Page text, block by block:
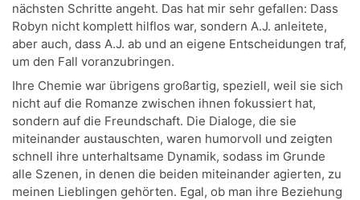
nächsten Schritte angeht. Das hat mir sehr gefallen: Dass
Robyn nicht komplett hilflos war, sondern A.J. anleitete,
aber auch, dass A.J. ab und an eigene Entscheidungen traf,
um den Fall voranzubringen.
Ihre Chemie war übrigens großartig, speziell, weil sie sich
nicht auf die Romanze zwischen ihnen fokussiert hat,
sondern auf die Freundschaft. Die Dialoge, die sie
miteinander austauschten, waren humorvoll und zeigten
schnell ihre unterhaltsame Dynamik, sodass im Grunde
alle Szenen, in denen die beiden miteinander agierten, zu
meinen Lieblingen gehörten. Egal, ob man ihre Beziehung